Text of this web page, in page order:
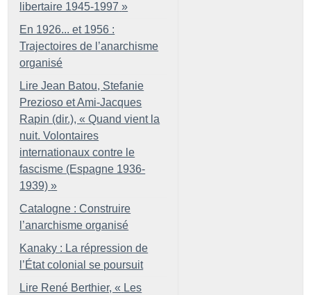
libertaire 1945-1997 »
En 1926... et 1956 :
Trajectoires de l’anarchisme
organisé
Lire Jean Batou, Stefanie
Prezioso et Ami-Jacques
Rapin (dir.), « Quand vient la
nuit. Volontaires
internationaux contre le
fascisme (Espagne 1936-
1939) »
Catalogne : Construire
l’anarchisme organisé
Kanaky : La répression de
l’État colonial se poursuit
Lire René Berthier, « Les